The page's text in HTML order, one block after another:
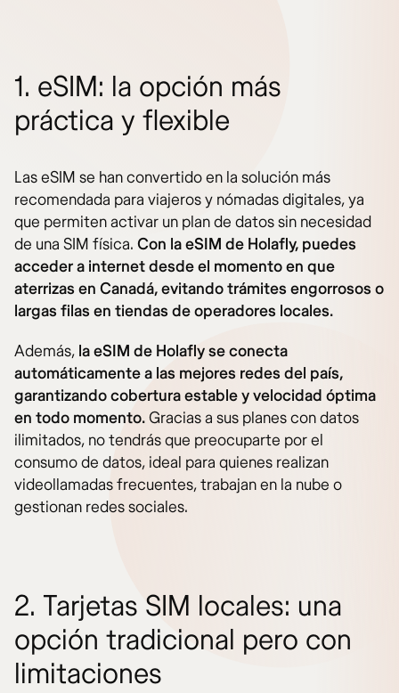
1. eSIM: la opción más
práctica y flexible
Las eSIM se han convertido en la solución más
recomendada para viajeros y nómadas digitales, ya
que permiten activar un plan de datos sin necesidad
de una SIM física. Con la eSIM de Holafly, puedes
acceder a internet desde el momento en que
aterrizas en Canadá, evitando trámites engorrosos o
largas filas en tiendas de operadores locales.
Además, la eSIM de Holafly se conecta
automáticamente a las mejores redes del país,
garantizando cobertura estable y velocidad óptima
en todo momento.Gracias a sus planes con datos
ilimitados, no tendrás que preocuparte por el
consumo de datos, ideal para quienes realizan
videollamadas frecuentes, trabajan en la nube o
gestionan redes sociales.
2. Tarjetas SIM locales: una
opción tradicional pero con
limitaciones